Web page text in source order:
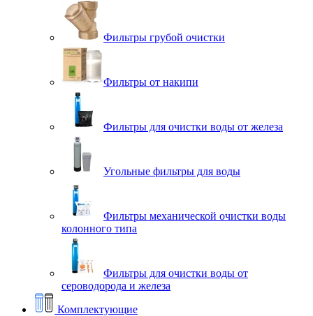
Фильтры грубой очистки
Фильтры от накипи
Фильтры для очистки воды от железа
Угольные фильтры для воды
Фильтры механической очистки воды
колонного типа
Фильтры для очистки воды от
сероводорода и железа
Комплектующие